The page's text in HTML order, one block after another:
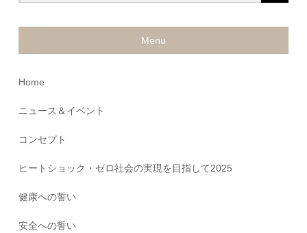
Menu
Home
ニュース＆イベント
コンセプト
ヒートショック・ゼロ社会の実現を目指して2025
健康への誓い
安全への誓い